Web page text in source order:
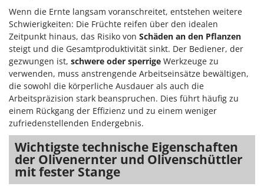
Wenn die Ernte langsam voranschreitet, entstehen weitere
Schwierigkeiten: Die Früchte reifen über den idealen
Zeitpunkt hinaus, das Risiko von Schäden an den Pflanzen
steigt und die Gesamtproduktivität sinkt. Der Bediener, der
gezwungen ist, schwere oder sperrige Werkzeuge zu
verwenden, muss anstrengende Arbeitseinsätze bewältigen,
die sowohl die körperliche Ausdauer als auch die
Arbeitspräzision stark beanspruchen. Dies führt häufig zu
einem Rückgang der Effizienz und zu einem weniger
zufriedenstellenden Endergebnis.
Wichtigste technische Eigenschaften
der Olivenernter und Olivenschüttler
mit fester Stange